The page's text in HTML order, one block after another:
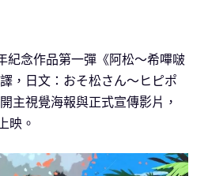
紀念作品第一彈《阿松～希嗶啵
，日文：おそ松さん～ヒピポ
主視覺海報與正式宣傳影片，
映。